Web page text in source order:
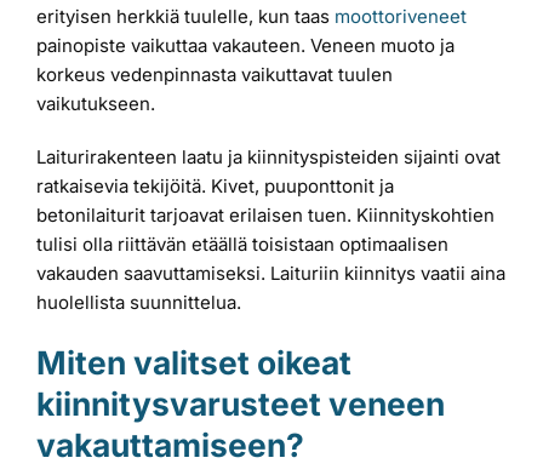
erityisen herkkiä tuulelle, kun taas moottoriveneet
painopiste vaikuttaa vakauteen. Veneen muoto ja
korkeus vedenpinnasta vaikuttavat tuulen
vaikutukseen.
Laiturirakenteen laatu ja kiinnityspisteiden sijainti ovat
ratkaisevia tekijöitä. Kivet, puuponttonit ja
betonilaiturit tarjoavat erilaisen tuen. Kiinnityskohtien
tulisi olla riittävän etäällä toisistaan optimaalisen
vakauden saavuttamiseksi. Laituriin kiinnitys vaatii aina
huolellista suunnittelua.
Miten valitset oikeat
kiinnitysvarusteet veneen
vakauttamiseen?